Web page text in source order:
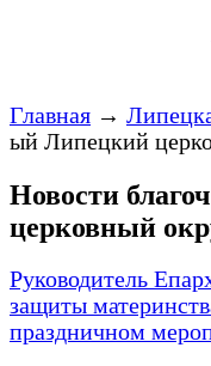
Главная →
ый Липецкий
Новости
церковный
Руководитель
защиты
праздничном